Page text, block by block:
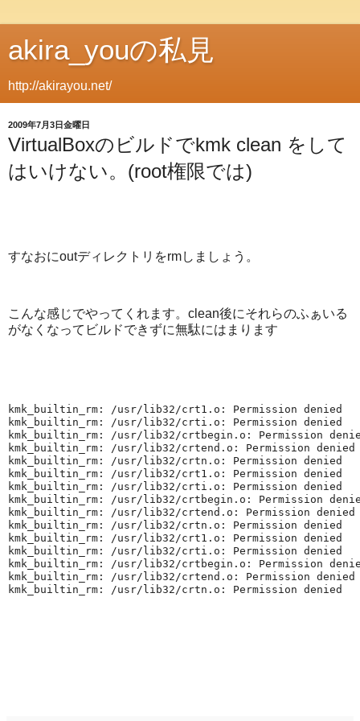
akira_youの私見
http://akirayou.net/
2009年7月3日金曜日
VirtualBoxのビルドでkmk clean をして
はいけない。(root権限では)
すなおにoutディレクトリをrmしましょう。
こんな感じでやってくれます。clean後にそれらのふぁいる
がなくなってビルドできずに無駄にはまります
kmk_builtin_rm: /usr/lib32/crt1.o: Permission denied
kmk_builtin_rm: /usr/lib32/crti.o: Permission denied
kmk_builtin_rm: /usr/lib32/crtbegin.o: Permission
kmk_builtin_rm: /usr/lib32/crtend.o: Permission denied
kmk_builtin_rm: /usr/lib32/crtn.o: Permission denied
kmk_builtin_rm: /usr/lib32/crt1.o: Permission denied
kmk_builtin_rm: /usr/lib32/crti.o: Permission denied
kmk_builtin_rm: /usr/lib32/crtbegin.o: Permission
kmk_builtin_rm: /usr/lib32/crtend.o: Permission denied
kmk_builtin_rm: /usr/lib32/crtn.o: Permission denied
kmk_builtin_rm: /usr/lib32/crt1.o: Permission denied
kmk_builtin_rm: /usr/lib32/crti.o: Permission denied
kmk_builtin_rm: /usr/lib32/crtbegin.o: Permission
kmk_builtin_rm: /usr/lib32/crtend.o: Permission denied
kmk_builtin_rm: /usr/lib32/crtn.o: Permission denied